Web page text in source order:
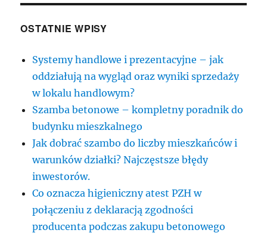
OSTATNIE WPISY
Systemy handlowe i prezentacyjne – jak
oddziałują na wygląd oraz wyniki sprzedaży
w lokalu handlowym?
Szamba betonowe – kompletny poradnik do
budynku mieszkalnego
Jak dobrać szambo do liczby mieszkańców i
warunków działki? Najczęstsze błędy
inwestorów.
Co oznacza higieniczny atest PZH w
połączeniu z deklaracją zgodności
producenta podczas zakupu betonowego